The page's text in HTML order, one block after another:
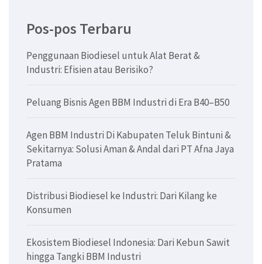
Pos-pos Terbaru
Penggunaan Biodiesel untuk Alat Berat &
Industri: Efisien atau Berisiko?
Peluang Bisnis Agen BBM Industri di Era B40–B50
Agen BBM Industri Di Kabupaten Teluk Bintuni &
Sekitarnya: Solusi Aman & Andal dari PT Afna Jaya
Pratama
Distribusi Biodiesel ke Industri: Dari Kilang ke
Konsumen
Ekosistem Biodiesel Indonesia: Dari Kebun Sawit
hingga Tangki BBM Industri